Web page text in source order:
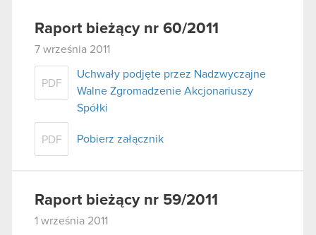
Raport bieżący nr 60/2011
7 września 2011
PDF
Uchwały podjęte przez Nadzwyczajne
Walne Zgromadzenie Akcjonariuszy
Spółki
PDF Pobierz załącznik
Raport bieżący nr 59/2011
1 września 2011